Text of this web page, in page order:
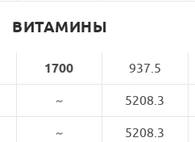
ВИТАМИНЫ
1700 937.5
~ 5208.3
~ 5208.3